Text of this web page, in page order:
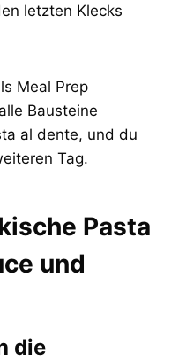
letzten Klecks
Meal Prep
Bausteine
al dente, und du
Tag.
Pasta
und
die